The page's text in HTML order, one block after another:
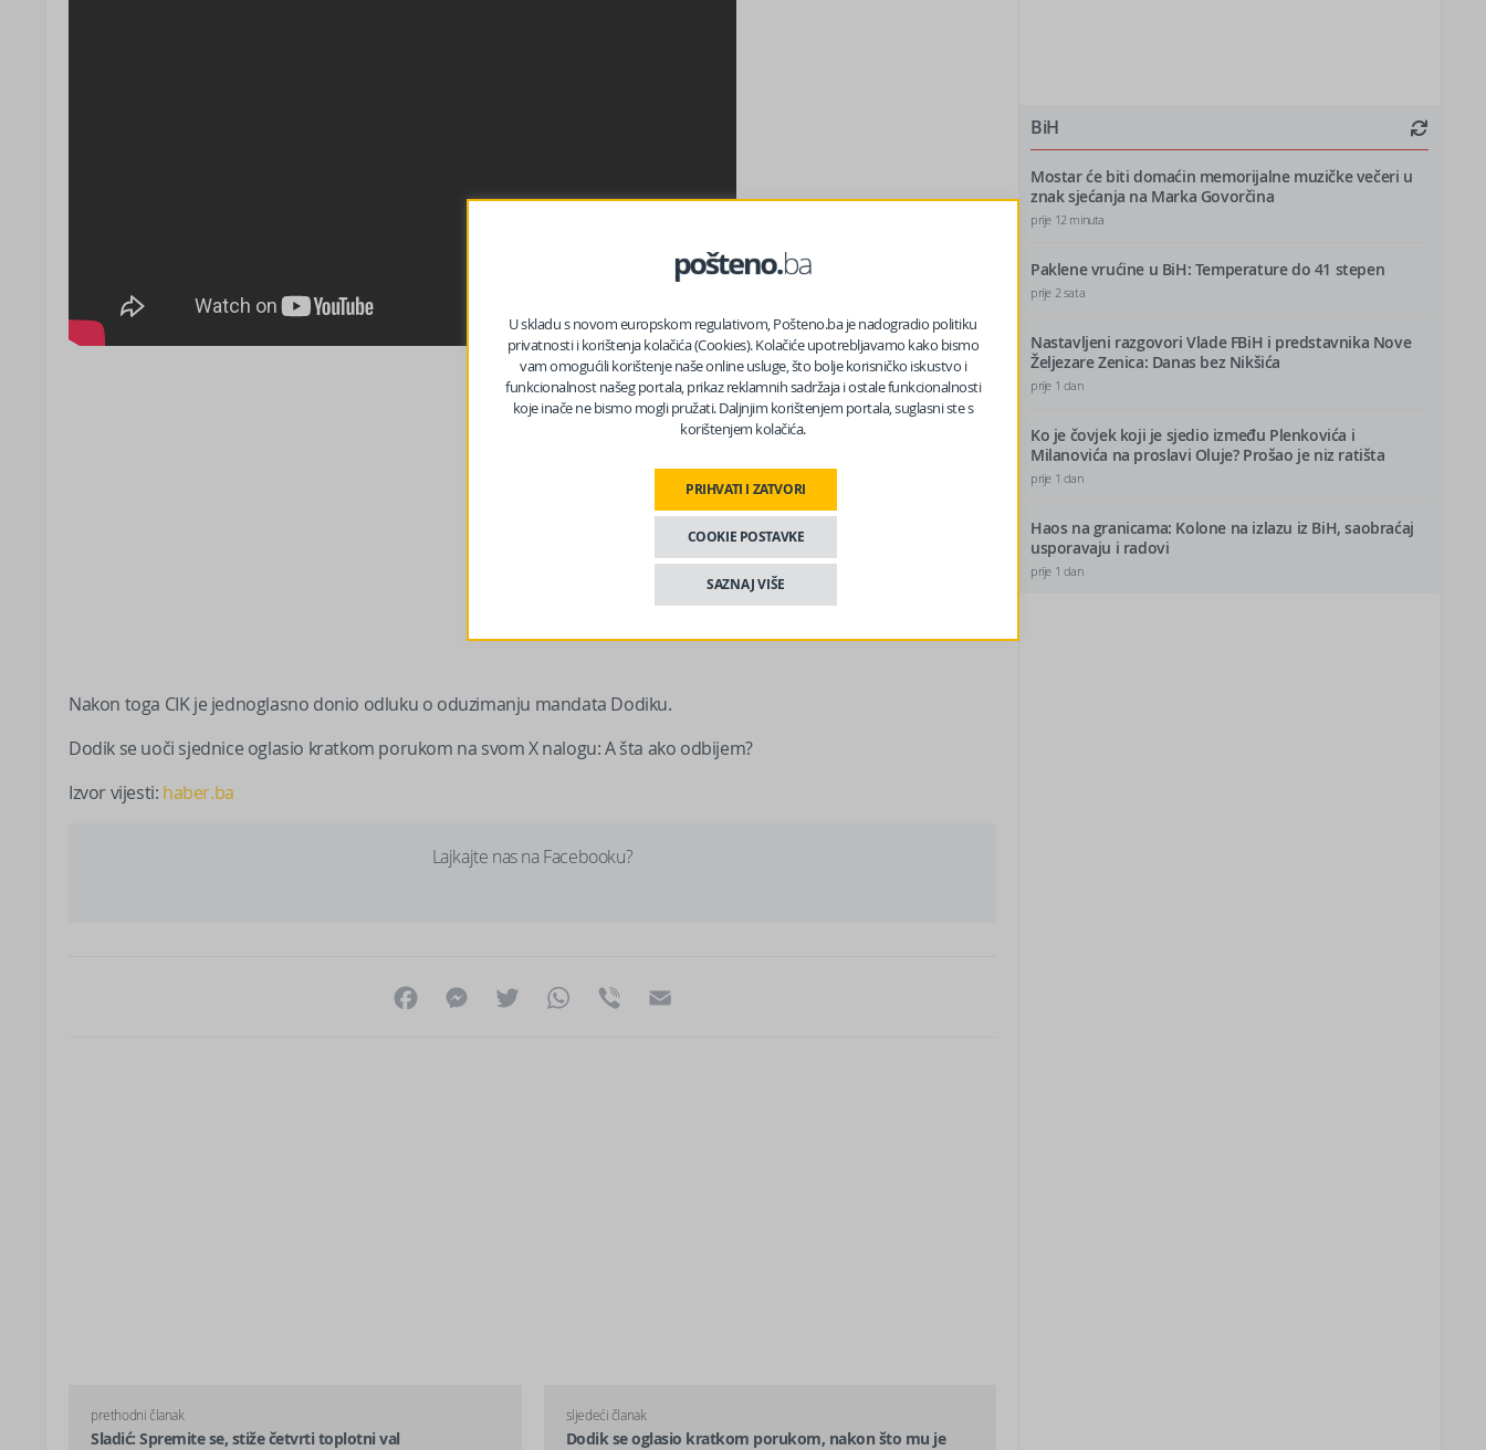
Nakon toga CIK je jednoglasno donio odluku o oduzimanju mandata Dodiku.
Dodik se uoči sjednice oglasio kratkom porukom na svom X nalogu: A šta ako odbijem?
Izvor vijesti: haber.ba
Lajkajte nas na Facebooku?
FacebookMessenger
Twitter WhatsApp
Viber
prethodni članak
Sladić: Spremite se, stiže četvrti toplotni val
sljedeći članak
Dodik se oglasio kratkom porukom, nakon što mu je
BiH
Mostar će biti domaćin memorijalne muzičke večeri u
znak sjećanja na Marka Govorčina
prije 12 minuta
Paklene vrućine u BiH: Temperature do 41 stepen
prije 2 sata
Nastavljeni razgovori Vlade FBiH i predstavnika Nove
Željezare Zenica: Danas bez Nikšića
prije 1 dan
Ko je čovjek koji je sjedio između Plenkovića i
Milanovića na proslavi Oluje? Prošao je niz ratišta
prije 1 dan
Haos na granicama: Kolone na izlazu iz BiH, saobraćaj
usporavaju i radovi
prije 1 dan
U skladu s novom europskom regulativom, Pošteno.ba je nadogradio politiku
privatnosti i korištenja kolačića (Cookies). Kolačiće upotrebljavamo kako bismo
vam omogućili korištenje naše online usluge, što bolje korisničko iskustvo i
funkcionalnost našeg portala, prikaz reklamnih sadržaja i ostale funkcionalnosti
koje inače ne bismo mogli pružati. Daljnjim korištenjem portala, suglasni ste s
korištenjem kolačića.
PRIHVATI I ZATVORI
COOKIE POSTAVKE
SAZNAJ VIŠE